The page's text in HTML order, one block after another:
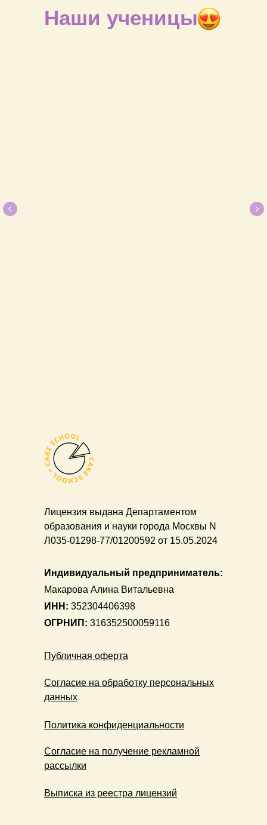
Наши ученицы
Политика конфиденциальности
Согласие на обработку персональных
данных
Публичная оферта
Лицензия выдана Департаментом
образования и науки города Москвы N
Л035-01298-77/01200592 от 15.05.2024
Согласие на получение рекламной
рассылки
Выписка из реестра лицензий
Индивидуальный предприниматель:
Макарова Алина Витальевна
ИНН: 352304406398
ОГРНИП: 316352500059116